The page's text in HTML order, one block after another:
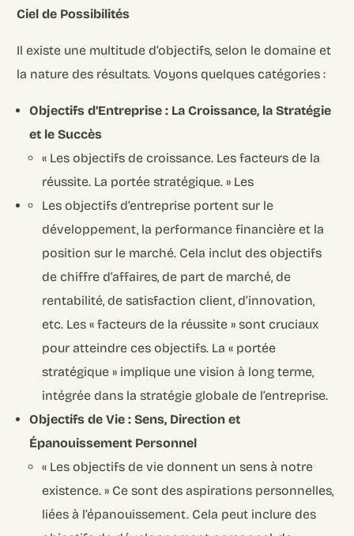
Ciel de Possibilités
Il existe une multitude d’objectifs, selon le domaine et
la nature des résultats. Voyons quelques catégories :
Objectifs d’Entreprise : La Croissance, la Stratégie
et le Succès
« Les objectifs de croissance. Les facteurs de la
réussite. La portée stratégique. » Les
Les objectifs d’entreprise portent sur le
développement, la performance financière et la
position sur le marché. Cela inclut des objectifs
de chiffre d’affaires, de part de marché, de
rentabilité, de satisfaction client, d’innovation,
etc. Les « facteurs de la réussite » sont cruciaux
pour atteindre ces objectifs. La « portée
stratégique » implique une vision à long terme,
intégrée dans la stratégie globale de l’entreprise.
Objectifs de Vie : Sens, Direction et
Épanouissement Personnel
« Les objectifs de vie donnent un sens à notre
existence. » Ce sont des aspirations personnelles,
liées à l’épanouissement. Cela peut inclure des